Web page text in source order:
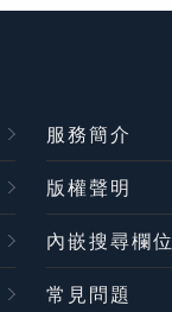
服務簡介
版權聲明
內嵌搜尋欄
常見問題